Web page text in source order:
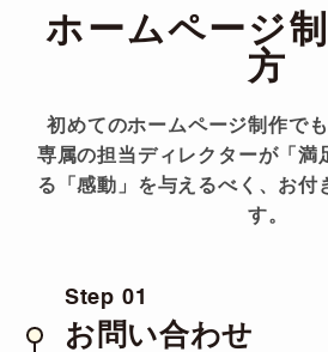
ホームページ
方
初めてのホームページ制作で
専属の担当ディレクターが「満
る「感動」を与えるべく、お付
す。
Step 01
お問い合わせ